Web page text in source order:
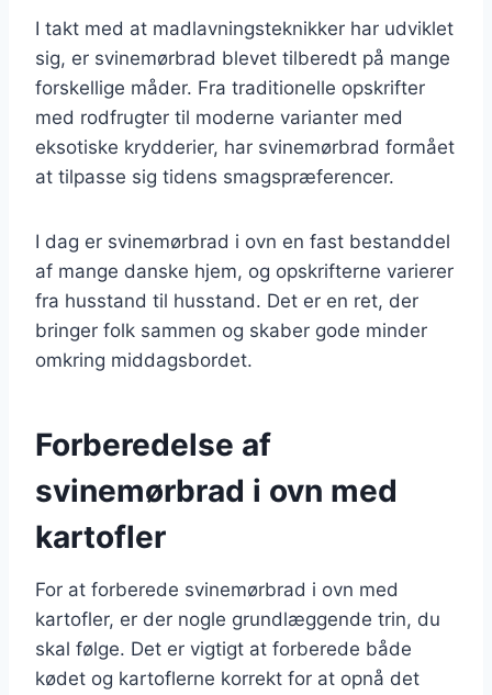
I takt med at madlavningsteknikker har udviklet
sig, er svinemørbrad blevet tilberedt på mange
forskellige måder. Fra traditionelle opskrifter
med rodfrugter til moderne varianter med
eksotiske krydderier, har svinemørbrad formået
at tilpasse sig tidens smagspræferencer.
I dag er svinemørbrad i ovn en fast bestanddel
af mange danske hjem, og opskrifterne varierer
fra husstand til husstand. Det er en ret, der
bringer folk sammen og skaber gode minder
omkring middagsbordet.
Forberedelse af
svinemørbrad i ovn med
kartofler
For at forberede svinemørbrad i ovn med
kartofler, er der nogle grundlæggende trin, du
skal følge. Det er vigtigt at forberede både
kødet og kartoflerne korrekt for at opnå det